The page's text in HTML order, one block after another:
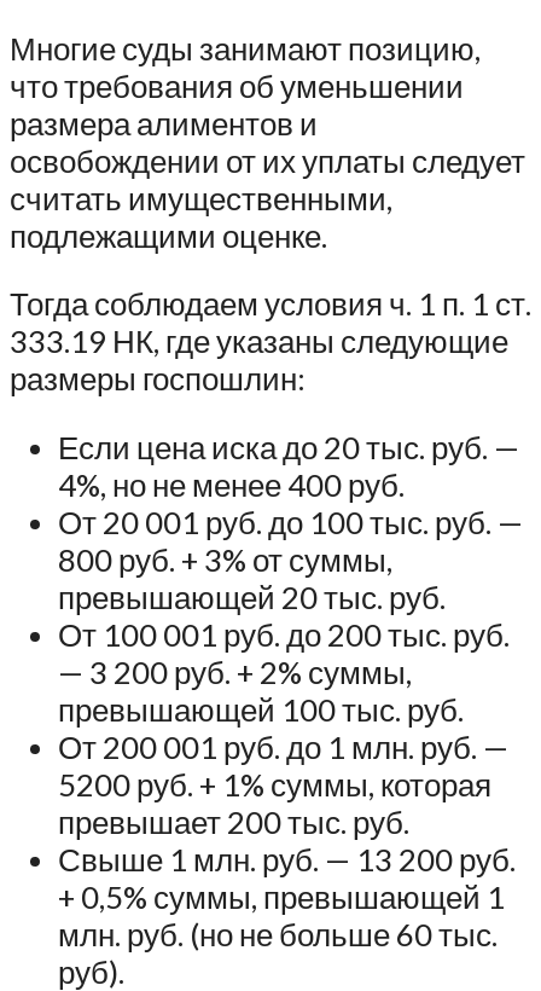
Многие суды занимают позицию,
что требования об уменьшении
размера алиментов и
освобождении от их уплаты следует
считать имущественными,
подлежащими оценке.
Тогда соблюдаем условия ч. 1 п. 1 ст.
333.19 НК, где указаны следующие
размеры госпошлин:
Если цена иска до 20 тыс. руб. —
4%, но не менее 400 руб.
От 20 001 руб. до 100 тыс. руб. —
800 руб. + 3% от суммы,
превышающей 20 тыс. руб.
От 100 001 руб. до 200 тыс. руб.
— 3 200 руб. + 2% суммы,
превышающей 100 тыс. руб.
От 200 001 руб. до 1 млн. руб. —
5200 руб. + 1% суммы, которая
превышает 200 тыс. руб.
Свыше 1 млн. руб. — 13 200 руб.
+ 0,5% суммы, превышающей 1
млн. руб. (но не больше 60 тыс.
руб).